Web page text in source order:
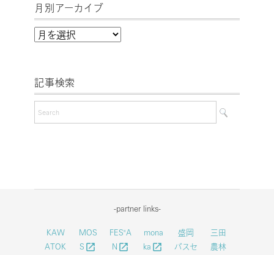
月別アーカイブ
月
ー
カ
イ
記事検索
-partner links-
KAW
ATOK
MOS
S launch
FES"A
N launch
mona
ka launch
盛岡
バスセ
三田
農林